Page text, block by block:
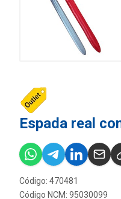
Espada real
Código: 470481
Código NCM: 95030099